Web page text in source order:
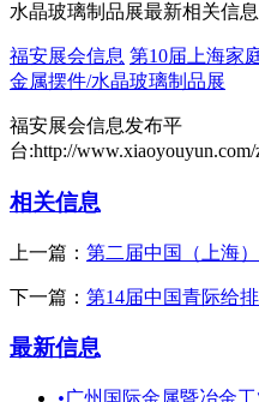
水晶玻璃制品展最新相关信息
福安展会信息 第10届上海家
金属摆件/水晶玻璃制品展
福安展会信息发布平
台:http://www.xiaoyouyun.com/
相关信息
上一篇： 第二届中国（上海
下一篇： 第14届中国青际给
最新信息
•广州国际金属暨冶金